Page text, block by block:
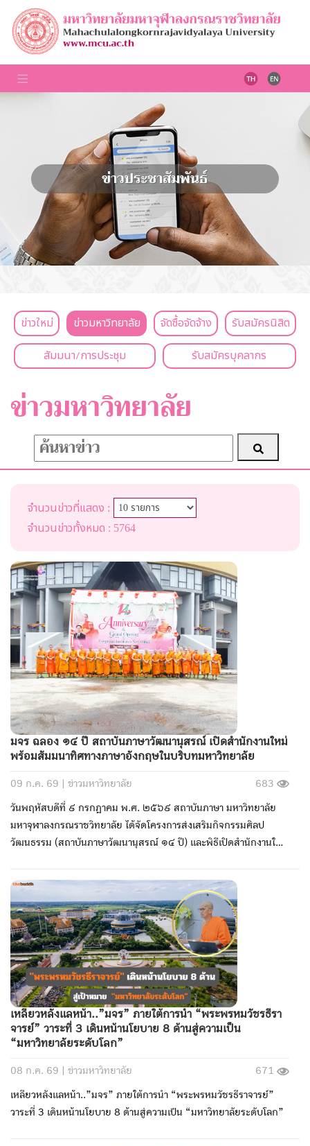
ข่าวประชาสัมพันธ์
ข่าวใหม่ ข่าวมหาวิทยาลัย จัดซื้อจัดจ้าง
รับสมัครนิสิต
สัมมนา/การประชุม
รับสมัครบุคลากร
ข่าวมหาวิทยาลัย
จำนวนข่าวที่แสดง :
จำนวนข่าวทั้งหมด : 5764
มจร ฉลอง ๑๔ ปี สถาบันภาษาวัฒนานุสรณ์ เปิดสำนักงานใหม่
พร้อมสัมมนาทิศทางภาษาอังกฤษในบริบทมหาวิทยาลัย
09 ก.ค. 69 | ข่าวมหาวิทยาลัย 683
วันพฤหัสบดีที่ ๙ กรกฎาคม พ.ศ. ๒๕๖๙ สถาบันภาษา มหาวิทยาลัย
มหาจุฬาลงกรณราชวิทยาลัย ได้จัดโครงการส่งเสริมกิจกรรมศิลป
วัฒนธรรม (สถาบันภาษาวัฒนานุสรณ์ ๑๔ ปี) และพิธีเปิดสำนักงานใหม่
จังหวัดพระนครศรีอยุธยา โดยได้รับความเมตตาจาก พระพรหมวัชรธีรา
จารย์, ศ.ดร. อธิการบดี เป็นประธานในพิธี
เหลียวหลังแลหน้า..”มจร” ภายใต้การนำ “พระพรหมวัชรธีรา
จารย์” วาระที่ 3 เดินหน้านโยบาย 8 ด้านสู่ความเป็น
“มหาวิทยาลัยระดับโลก”
08 ก.ค. 69 | ข่าวมหาวิทยาลัย 671
เหลียวหลังแลหน้า..”มจร” ภายใต้การนำ “พระพรหมวัชรธีราจารย์”
วาระที่ 3 เดินหน้านโยบาย 8 ด้านสู่ความเป็น “มหาวิทยาลัยระดับโลก”